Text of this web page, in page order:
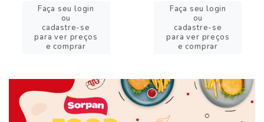
Faça seu login
ou
cadastre-se
para ver preços
e comprar
Faça seu login
ou
cadastre-se
para ver preços
e comprar